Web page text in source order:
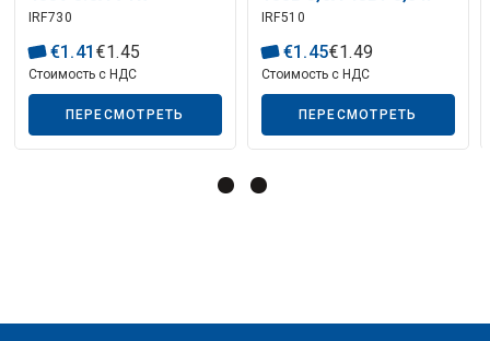
<1R0(3.3A)
IRF730
€1 .41 €1.45
Стоимость с НДС
ПЕРЕСМОТРЕТЬ
IRF510
€1 .45€1.49
Стоимость с НДС
ПЕРЕСМОТРЕТЬ